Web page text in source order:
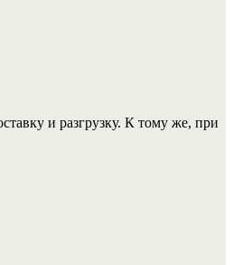
и разгрузку. К тому же, при